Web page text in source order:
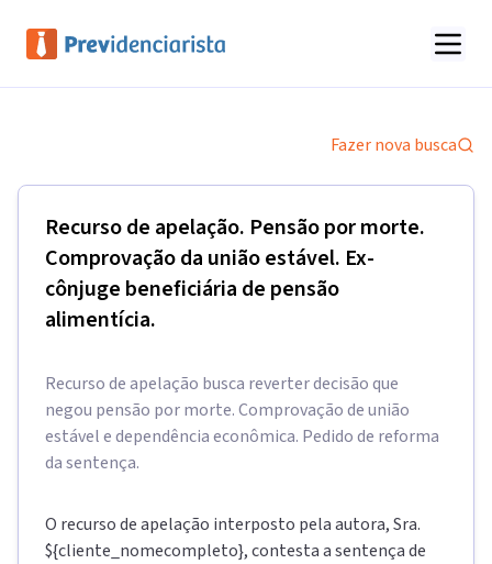
Fazer nova busca
Recurso de apelação. Pensão por morte.
Comprovação da união estável. Ex-
cônjuge beneficiária de pensão
alimentícia.
Recurso de apelação busca reverter decisão que
negou pensão por morte. Comprovação de união
estável e dependência econômica. Pedido de reforma
da sentença.
O recurso de apelação interposto pela autora, Sra.
${cliente_nomecompleto}, contesta a sentença de